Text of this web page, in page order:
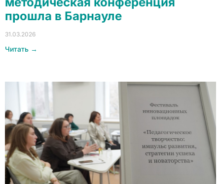
прошла в Барнауле
31.03.2026
Читать →